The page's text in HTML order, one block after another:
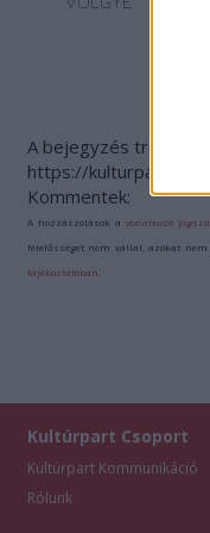
A bejegyzés trackback
https://kulturpart.hu/
Kommentek:
A hozzászólások avonatkozó
felelősséget nem vállal, azokat
tájékoztatóban
Kultúrpart Csoport
Kultúrpart Kommunikáció
Rólunk